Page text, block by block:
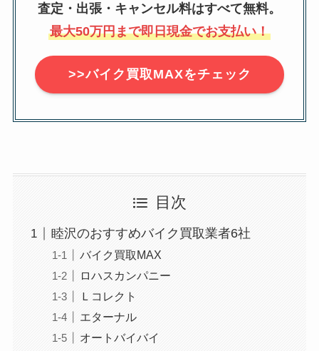
査定・出張・キャンセル料はすべて無料。
最大50万円まで即日現金でお支払い！
>>バイク買取MAXをチェック
目次
睦沢のおすすめバイク買取業者6社
バイク買取MAX
ロハスカンパニー
Ｌコレクト
エターナル
オートバイバイ